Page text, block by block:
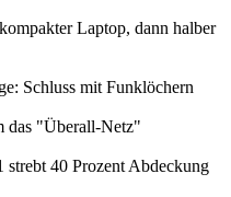
Laptop, dann halber
Schluss mit Funklöchern
das "Überall-Netz"
40 Prozent Abdeckung